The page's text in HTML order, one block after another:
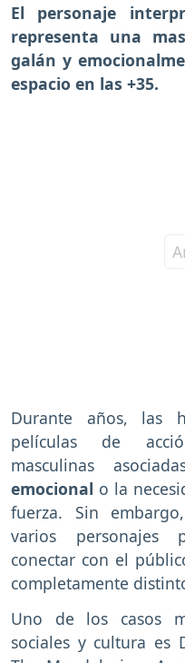
El personaje
representa una
galán y
espacio en las +35.
Durante años, las
películas de
masculinas
emocional o la
fuerza. Sin
varios personajes
conectar con el
completamente
Uno de los casos
sociales y cultura es